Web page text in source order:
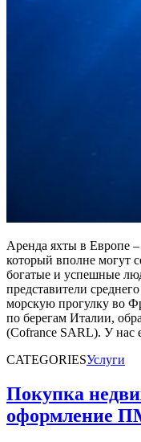
Аренда яхты в Европе
который вполне могут
богатые и успешные
представители
морскую прогулку во
по берегам Италии,
(Cofrance SARL). У нас
CATEGORIESУслуги
Покупка
оформление